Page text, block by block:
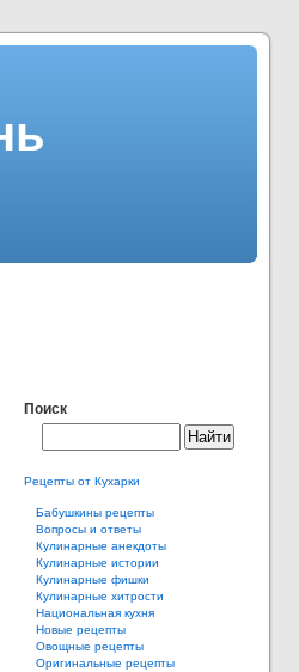
Поиск
Рецепты от Кухарки
Бабушкины рецепты
Вопросы и ответы
Кулинарные анекдоты
Кулинарные истории
Кулинарные фишки
Кулинарные хитрости
Национальная кухня
Новые рецепты
Овощные рецепты
Оригинальные рецепты